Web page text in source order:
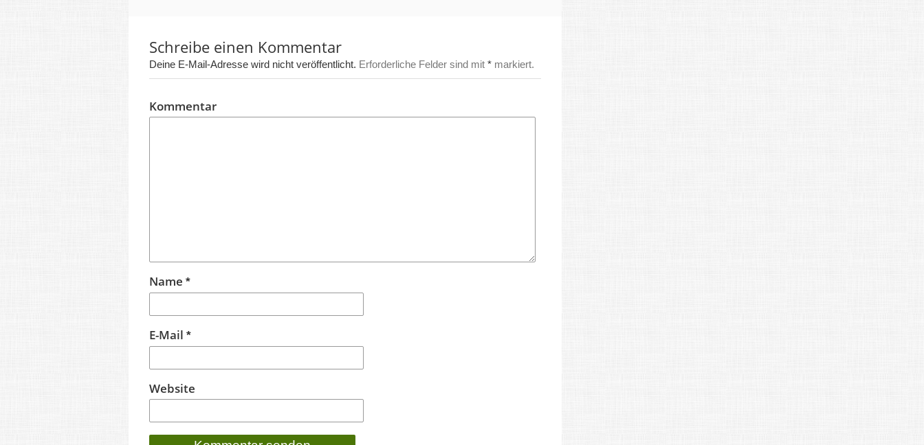
Schreibe einen Kommentar
Deine E-Mail-Adresse wird nicht veröffentlicht. Erforderliche Felder sind mit * markiert.
Kommentar
Name *
E-Mail *
Website